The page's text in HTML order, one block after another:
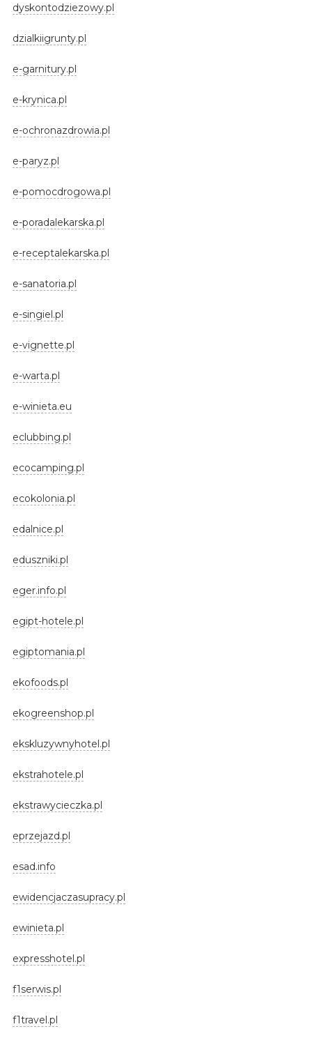
dyskontodziezowy.pl
dzialkiigrunty.pl
e-garnitury.pl
e-krynica.pl
e-ochronazdrowia.pl
e-paryz.pl
e-pomocdrogowa.pl
e-poradalekarska.pl
e-receptalekarska.pl
e-sanatoria.pl
e-singiel.pl
e-vignette.pl
e-warta.pl
e-winieta.eu
eclubbing.pl
ecocamping.pl
ecokolonia.pl
edalnice.pl
eduszniki.pl
eger.info.pl
egipt-hotele.pl
egiptomania.pl
ekofoods.pl
ekogreenshop.pl
ekskluzywnyhotel.pl
ekstrahotele.pl
ekstrawycieczka.pl
eprzejazd.pl
esad.info
ewidencjaczasupracy.pl
ewinieta.pl
expresshotel.pl
f1serwis.pl
f1travel.pl